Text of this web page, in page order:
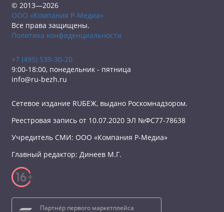
© 2013—2026
ООО «Компания Р-Медиа»
Все права защищены.
Политика конфиденциальности
+7 (495) 539-30-20
9:00-18:00, понедельник - пятница
info@ru-bezh.ru
Сетевое издание RUБЕЖ, выдано Роскомнадзором.
Реестровая запись от 10.07.2020 ЭЛ №ФС77-78638
Учредитель СМИ: ООО «Компания Р-Медиа»
Главный редактор: Динеев М.Г.
Партнёр первого маркетплейса